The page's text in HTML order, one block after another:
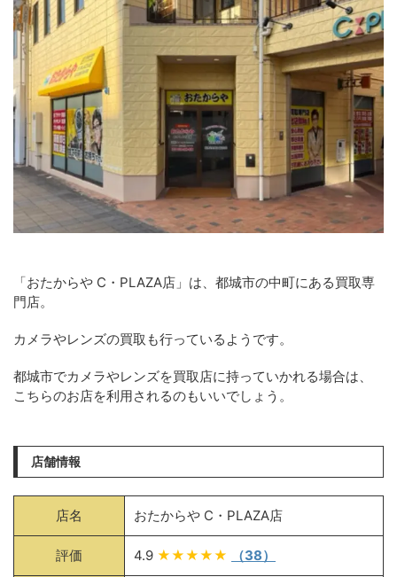
「おたからや C・PLAZA店」は、都城市の中町にある買取専
門店。
カメラやレンズの買取も行っているようです。
都城市でカメラやレンズを買取店に持っていかれる場合は、
こちらのお店を利用されるのもいいでしょう。
店舗情報
店名 おたからや C・PLAZA店
評価 4.9 ★★★★★ （38）